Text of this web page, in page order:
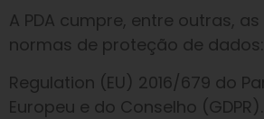
A PDA cumpre, entre outras,
normas de proteção de dados:
Regulation (EU) 2016/679 do
Europeu e do Conselho (GDPR).